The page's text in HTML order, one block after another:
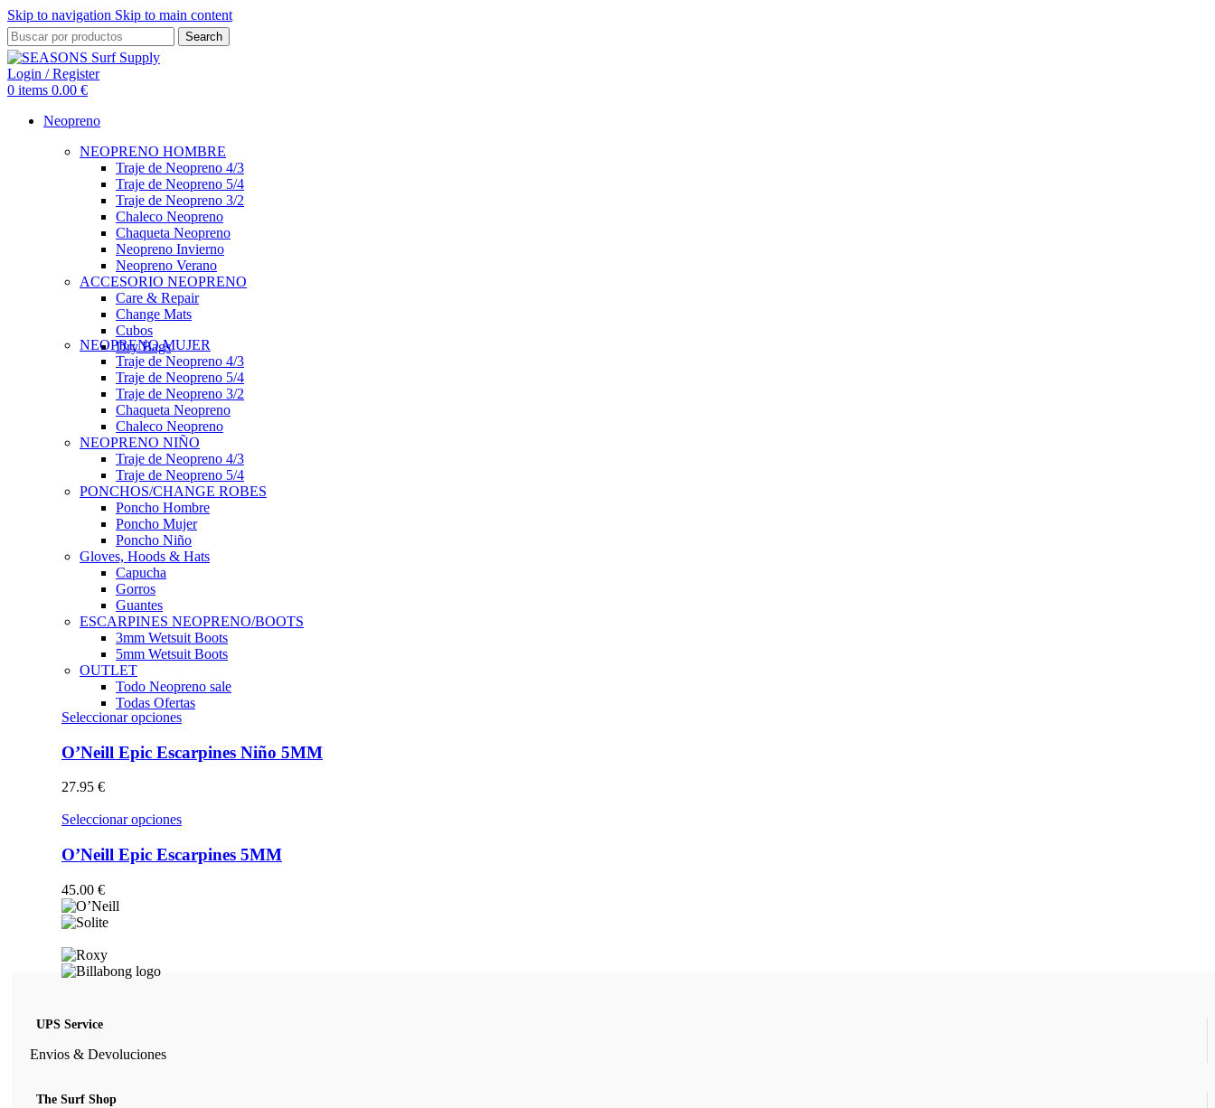
Skip to navigation Skip to main content
Search
Login / Register
0 items 0.00 €
Neopreno
NEOPRENO HOMBRE
Traje de Neopreno 4/3
Traje de Neopreno 5/4
Traje de Neopreno 3/2
Chaleco Neopreno
Chaqueta Neopreno
Neopreno Invierno
Neopreno Verano
ACCESORIO NEOPRENO
Care & Repair
Change Mats
Cubos
Dry Bags
NEOPRENO MUJER
Traje de Neopreno 4/3
Traje de Neopreno 5/4
Traje de Neopreno 3/2
Chaqueta Neopreno
Chaleco Neopreno
NEOPRENO NIÑO
Traje de Neopreno 4/3
Traje de Neopreno 5/4
PONCHOS/CHANGE ROBES
Poncho Hombre
Poncho Mujer
Poncho Niño
Gloves, Hoods & Hats
Capucha
Gorros
Guantes
ESCARPINES NEOPRENO/BOOTS
3mm Wetsuit Boots
5mm Wetsuit Boots
OUTLET
Todo Neopreno sale
Todas Ofertas
Seleccionar opcionesEste
tiene
múltiples
opciones
se
pueden
elegir
O’Neill Epic Escarpines Niño 5MM
27.95 €
Seleccionar opcionesEste
tiene
múltiples
O’Neill Epic Escarpines 5MM
45.00 €
UPS Service
Envios & Devoluciones
The Surf Shop